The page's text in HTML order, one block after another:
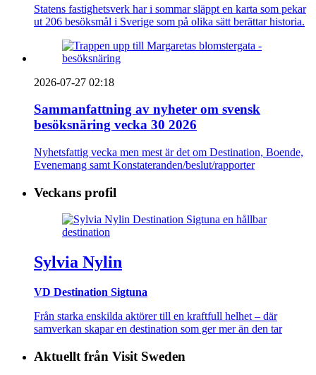
Statens fastighetsverk har i sommar släppt en karta som pekar
ut 206 besöksmål i Sverige som på olika sätt berättar historia.
2026-07-27 02:18
Sammanfattning av nyheter om svensk
besöksnäring vecka 30 2026
Nyhetsfattig vecka men mest är det om Destination, Boende,
Evenemang samt Konstateranden/beslut/rapporter
Veckans profil
Sylvia Nylin
VD Destination Sigtuna
Från starka enskilda aktörer till en kraftfull helhet – där
samverkan skapar en destination som ger mer än den tar
Aktuellt från Visit Sweden